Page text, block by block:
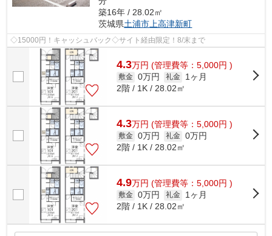
築16年 / 28.02㎡
茨城県土浦市 上高津新町
◇15000円！キャッシュバック◇サイト経由限定！8/末まで
4.3万円 (管理費等：5,000円 )
敷金 0万円 礼金
1ヶ月
2階 / 1K / 28.02㎡
4.3万円 (管理費等：5,000円 )
敷金 0万円 礼金 0万円
2階 / 1K / 28.02㎡
4.9万円 (管理費等：5,000円 )
敷金 0万円 礼金
1ヶ月
2階 / 1K / 28.02㎡